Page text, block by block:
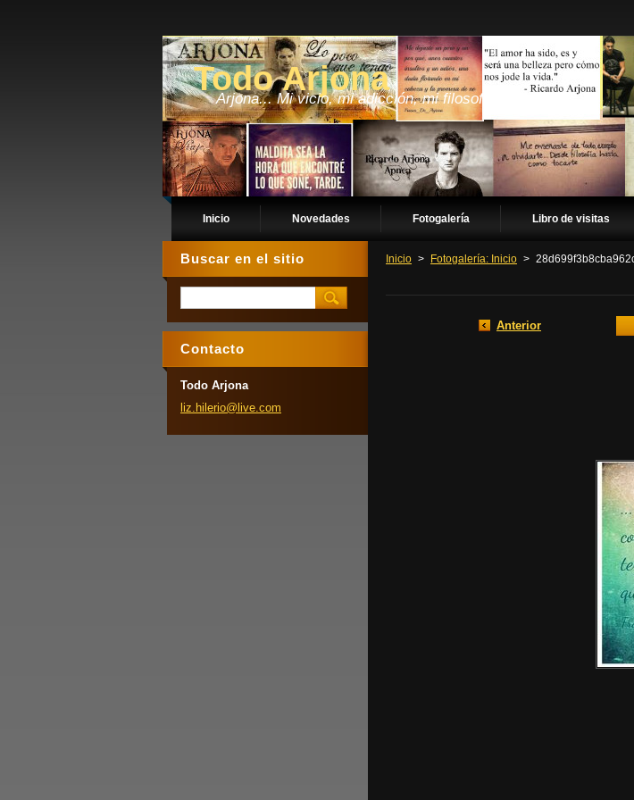
Todo Arjona
Arjona... Mi vicio, mi adicción, mi filosofía
Inicio Novedades Fotogalería Libro de visitas
Inicio > Fotogalería: Inicio >
Anterior
Buscar en el sitio
Contacto
Todo Arjona
liz.hilerio@live.com